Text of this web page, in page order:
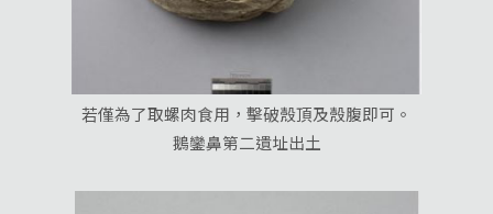
若僅為了取螺肉食用，擊破殼頂及殼腹即可。
鵝鑾鼻第二遺址出土